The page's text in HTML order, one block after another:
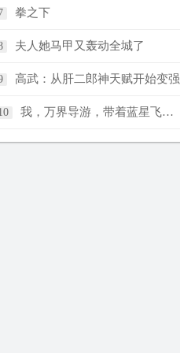
拳之下
夫人她马甲又轰动全城了
高武：从肝二郎神天赋开始变强
我，万界导游，带着蓝星飞升了！